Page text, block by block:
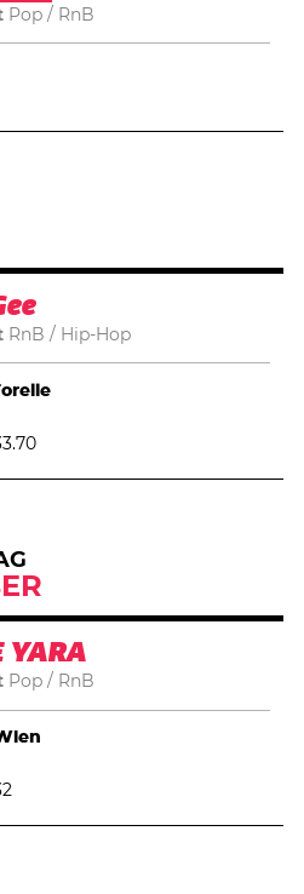
Pop RnB
RnB Hip-Hop
YARA
Pop RnB